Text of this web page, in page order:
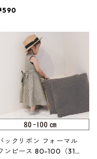
ックリボン フォーマル
ンピース 80-100（318